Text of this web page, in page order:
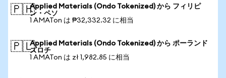
🇵🇭Applied Materials (Ondo Tokenized) から フィリピ
ン・ペソ
1 AMATon は ₱32,332.32 に相当
🇵🇱Applied Materials (Ondo Tokenized) から ポーランド
ズロチ
1 AMATon は zł 1,982.85 に相当